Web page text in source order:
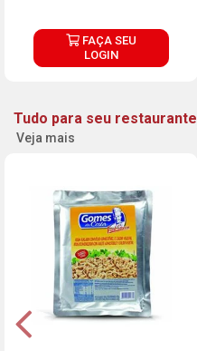
FAÇA SEU
LOGIN
Tudo para seu restaurante
Veja mais